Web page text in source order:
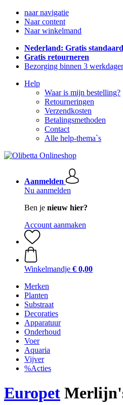
naar navigatie
Naar content
Naar winkelmand
Nederland: Gratis
Gratis retourneren
Bezorging binnen 3
Help
Waar is mijn bestelling?
Retourneringen
Verzendkosten
Betalingsmethoden
Contact
Alle help-thema`s
Aanmelden
Nu aanmelden
Ben je nieuw hier?
Account aanmaken
Winkelmandje € 0,00
Merken
Planten
Substraat
Decoraties
Apparatuur
Onderhoud
Voer
Aquaria
Vijver
%Acties
Europet